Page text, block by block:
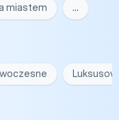
miastem …